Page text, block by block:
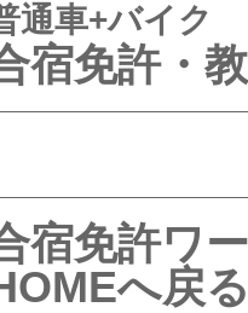
通車+バイク
宿免許・
宿免許ワ
へ戻